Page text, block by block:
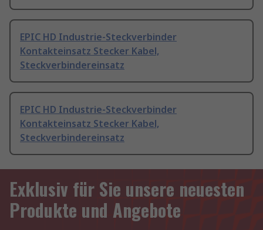
EPIC HD Industrie-Steckverbinder
Kontakteinsatz Stecker Kabel,
Steckverbindereinsatz
EPIC HD Industrie-Steckverbinder
Kontakteinsatz Stecker Kabel,
Steckverbindereinsatz
Exklusiv für Sie unsere neuesten
Produkte und Angebote